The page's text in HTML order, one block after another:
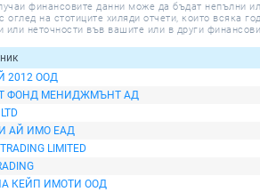
финансовите данни може да бъдат непълни
на стотиците хиляди отчети, които всяка
неточности във вашите или в други
2012 ООД
ФОНД МЕНИДЖМЪНТ АД
АЙ ИМО ЕАД
LIMITED
КЕЙП ИМОТИ ООД